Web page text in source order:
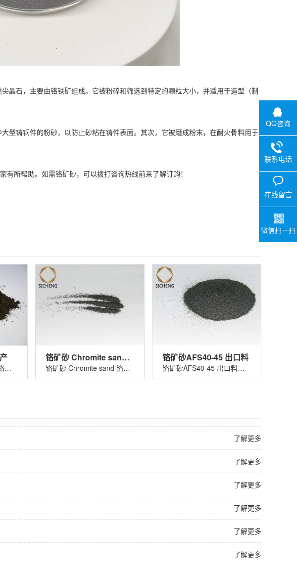
石，主要由铬铁矿组成。它被粉碎和筛选到特定的颗粒大小，并适用于造型（制
铸钢件的粉砂，以防止砂粘在铸件表面。其次，它被磨成粉末，在耐火骨料用于
所帮助。如需铬矿砂，可以拨打咨询热线前来了解订购！
铬矿粉通常指的是天然铬铁矿（主要成分......
铬矿砂 Chromite sand 铬铁矿砂
铬矿砂 Chromite sand 铬铁矿砂适用......
铬矿砂AFS40-45 出口料
铬矿砂AFS40-45 出口料适用于玻璃着色......
了解更多
了解更多
了解更多
了解更多
了解更多
了解更多
QQ咨询
联系电话
在线留言
微信扫一扫